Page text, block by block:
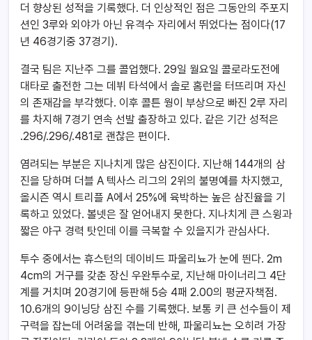
더 향상된 성적을 기록했다. 더 인상적인 점은 그동안의 주포지
션인 3루와 외야가 아닌 유격수 자리에서 뛰었다는 점이다(17
년 46경기중 37경기).
결국 팀은 지난주 그를 콜업했다. 29일 월요일 콜로라도전에
대타로 출전한 그는 데뷔 타석에서 솔로 홈런을 터뜨리며 자신
의 존재감을 부각했다. 이후 콜튼 웡이 부상으로 빠진 2루 자리
를 차지해 7경기 연속 선발 출장하고 있다. 같은 기간 성적은
.296/.296/.481로 괜찮은 편이다.
염려되는 부분은 지나치게 많은 삼진이다. 지난해 144개의 삼
진을 당하며 더블 A 텍사스 리그의 2위의 불명예를 차지했고,
올시즌 역시 트리플 A에서 25%에 육박하는 높은 삼진율을 기
록하고 있었다. 볼넷은 잘 얻어내지 못한다. 지나치게 큰 스윙과
짧은 야구 경력 탓인데 이를 극복할 수 있을지가 관심사다.
투수 중에서는 휴스턴의 데이비드 파울리뇨가 눈에 띈다. 2m
4cm의 거구를 갖춘 장신 우완투수로, 지난해 마이너리그 4단
계를 거치며 20경기에 등판해 5승 4패 2.00의 평균자책점.
10.6개의 9이닝당 삼진 수를 기록했다. 보통 키 큰 선수들이 제
구력을 잡는데 어려움을 겪는데 반해, 파울리뇨는 오히려 가장